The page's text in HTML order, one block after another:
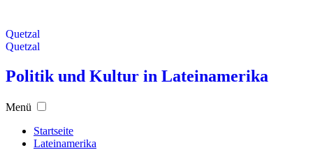
Quetzal
Quetzal
Politik und Kultur in Lateinamerika
Menü
Startseite
Lateinamerika